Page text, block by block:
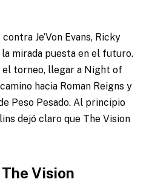
Je’Von Evans, Ricky
mirada puesta en el futuro.
el torneo, llegar a Night of
hacia Roman Reigns y
Peso Pesado. Al principio
dejó claro que The Vision
Vision